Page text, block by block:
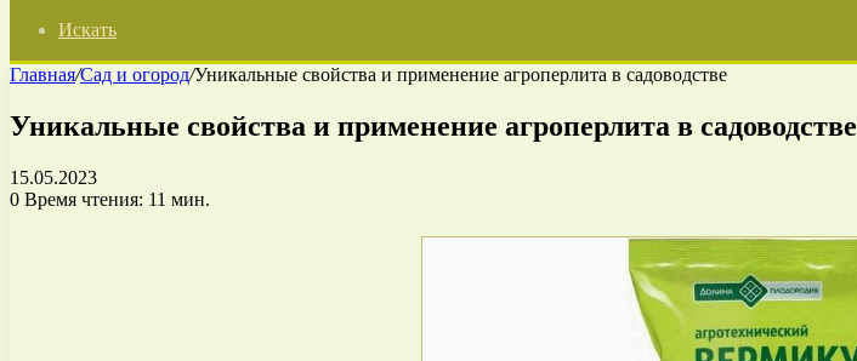
Искать
Главная/Сад и огород/Уникальные свойства и применение агроперлита в садоводстве
Уникальные свойства и применение агроперлита в садоводстве
15.05.2023
0 Время чтения: 11 мин.